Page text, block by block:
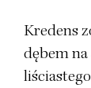
Kredens
dębem